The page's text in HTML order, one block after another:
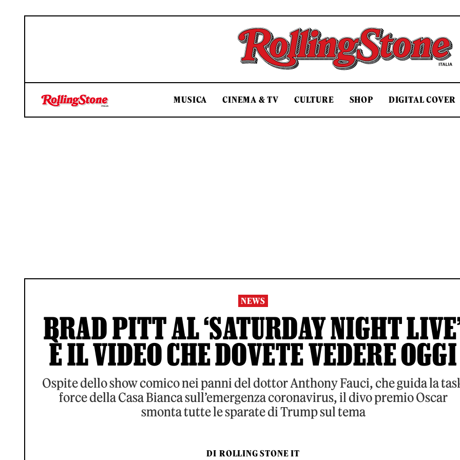
Rolling Stone Italia
MUSICA CINEMA & TV CULTURE SHOP DIGITAL COVER
NEWS
BRAD PITT AL ‘SATURDAY NIGHT
È IL VIDEO CHE DOVETE VEDERE OGGI
Ospite dello show comico nei panni del dottor Anthony Fauci, che guida la
force della Casa Bianca sull’emergenza coronavirus, il divo premio Oscar
smonta tutte le sparate di Trump sul tema
DI ROLLING STONE IT